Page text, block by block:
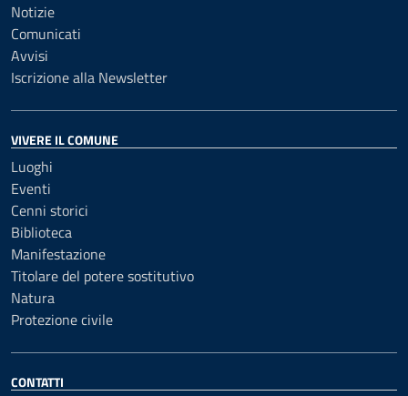
Notizie
Comunicati
Avvisi
Iscrizione alla Newsletter
VIVERE IL COMUNE
Luoghi
Eventi
Cenni storici
Biblioteca
Manifestazione
Titolare del potere sostitutivo
Natura
Protezione civile
CONTATTI